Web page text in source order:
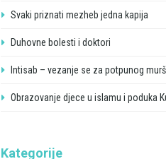
Svaki priznati mezheb jedna kapija
Duhovne bolesti i doktori
Intisab – vezanje se za potpunog
Obrazovanje djece u islamu i poduka
Kategorije